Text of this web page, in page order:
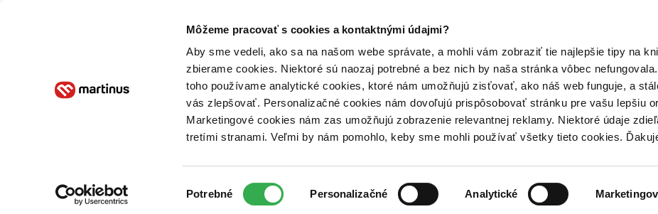
Môžeme pracovať s cookies a kontaktnými údajmi?
Aby sme vedeli, ako sa na našom webe správate, a mohli vám zobraziť tie najlepšie tipy na
zbierame cookies. Niektoré sú naozaj potrebné a bez nich by naša stránka vôbec
toho používame analytické cookies, ktoré nám umožňujú zisťovať, ako náš web funguje, a
vás zlepšovať. Personalizačné cookies nám dovoľujú prispôsobovať stránku pre vašu lepšiu
Marketingové cookies nám zas umožňujú zobrazenie relevantnej reklamy. Niektoré údaje
tretími stranami. Veľmi by nám pomohlo, keby sme mohli používať všetky tieto cookies.
súhlasu
Potrebné Personalizačné Analytické
O nás
Zelený Martinus
Nerobíme rozdiely